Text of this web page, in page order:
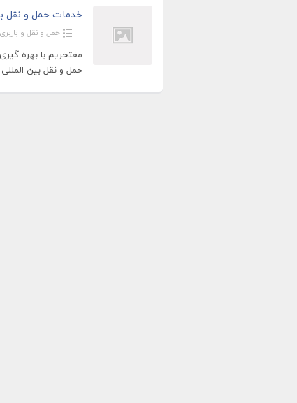
خدمات حمل و نقل
حمل و نقل و باربری
مفتخریم با بهره
حمل و نقل بین المللی